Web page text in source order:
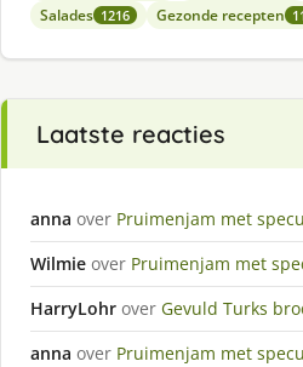
Salades 1216 Gezonde recepten
Laatste reacties
anna over Pruimenjam met
Wilmie over Pruimenjam met
HarryLohr over Gevuld Turks
anna over Pruimenjam met